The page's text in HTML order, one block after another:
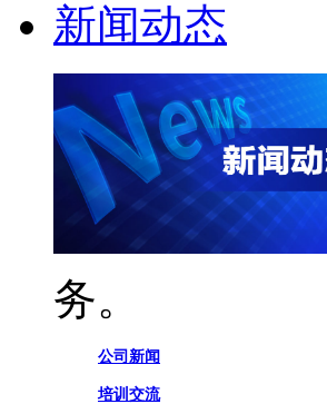
新闻动态
务。
公司新闻
培训交流